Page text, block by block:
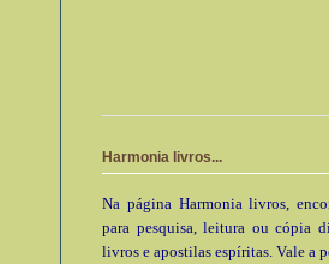
Harmonia livros...
Na página Harmonia livros,
para pesquisa, leitura ou cópia
livros e apostilas espíritas. Vale a